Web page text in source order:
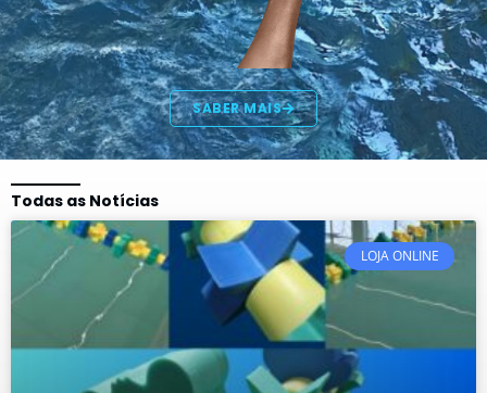
SABER MAIS
Todas as Notícias
LOJA ONLINE